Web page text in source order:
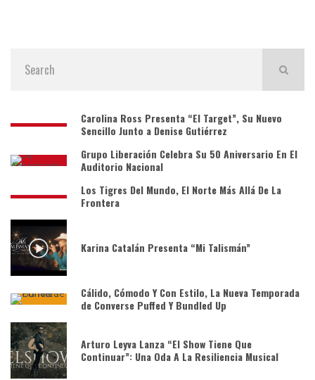
Carolina Ross Presenta “El Target”, Su Nuevo
Sencillo Junto a Denise Gutiérrez
Grupo Liberación Celebra Su 50 Aniversario En El
Auditorio Nacional
Los Tigres Del Mundo, El Norte Más Allá De La
Frontera
Karina Catalán Presenta “Mi Talismán”
Cálido, Cómodo Y Con Estilo, La Nueva Temporada
de Converse Puffed Y Bundled Up
Arturo Leyva Lanza “El Show Tiene Que
Continuar”: Una Oda A La Resiliencia Musical